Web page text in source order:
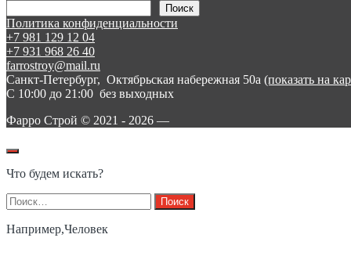
Поиск
Политика конфиденциальности
+7 981 129 12 04
+7 931 968 26 40
farrostroy@mail.ru
Санкт-Петербург, Октябрьская набережная 50а (показать на
C 10:00 до 21:00 без выходных
Фарро Cтрой © 2021 - 2026 —
Что будем искать?
Найти:
Например,Человек